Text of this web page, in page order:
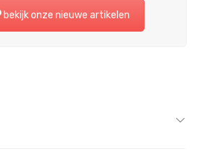
bekijk onze nieuwe artikelen